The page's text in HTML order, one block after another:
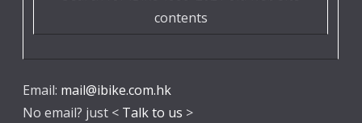
contents
Email: mail@ibike.com.hk
No email? just < Talk to us >